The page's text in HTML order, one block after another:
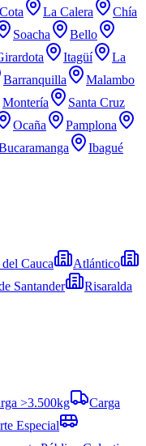
Cota La Calera
Chía
Soacha
Bello
Itagüí
La
Barranquilla
Malambo
Montería
Santa Cruz
Ocaña
Pamplona
Ibagué
Cauca
Atlántico
Santander
Risaralda
>3.500kg
Carga
Especial